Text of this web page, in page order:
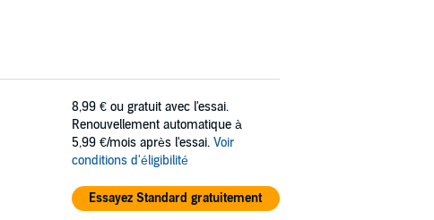
8,99 € ou gratuit avec l'essai.
Renouvellement automatique à
5,99 €/mois après l'essai. Voir
conditions d'éligibilité
Essayez Standard gratuitement